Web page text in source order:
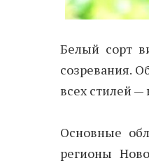
Белый сорт
созревания.
всех стилей —
Основные
регионы